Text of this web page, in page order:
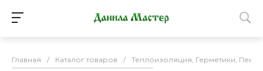
Главная / Каталог товаров / Теплоизоляция, Герметики, Пена